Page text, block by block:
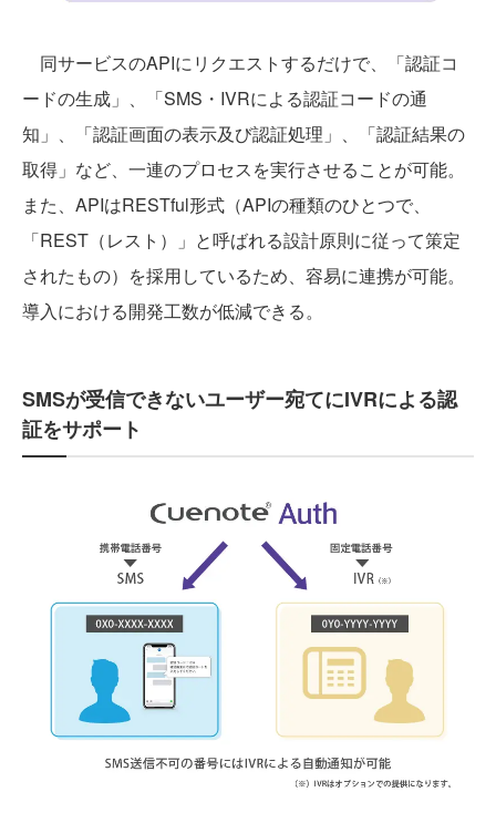
同サービスのAPIにリクエストするだけで、「認証コ
ードの生成」、「SMS・IVRによる認証コードの通
知」、「認証画面の表示及び認証処理」、「認証結果の
取得」など、一連のプロセスを実行させることが可能。
また、APIはRESTful形式（APIの種類のひとつで、
「REST（レスト）」と呼ばれる設計原則に従って策定
されたもの）を採用しているため、容易に連携が可能。
導入における開発工数が低減できる。
SMSが受信できないユーザー宛てにIVRによる認
証をサポート